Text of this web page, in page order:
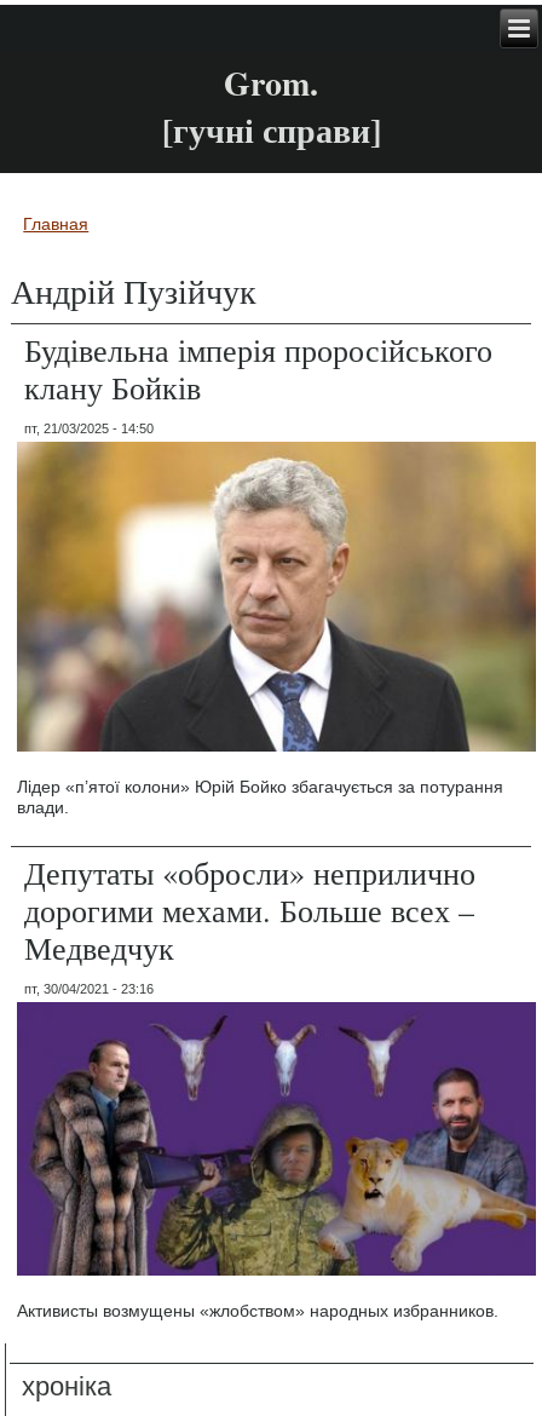
Grom.
[гучні справи]
Вы здесь
Главная
Андрій Пузійчук
Будівельна імперія проросійського
клану Бойків
пт, 21/03/2025 - 14:50
Лідер «п’ятої колони» Юрій Бойко збагачується за потурання
влади.
Депутаты «обросли» неприлично
дорогими мехами. Больше всех –
Медведчук
пт, 30/04/2021 - 23:16
Активисты возмущены «жлобством» народных избранников.
хроніка